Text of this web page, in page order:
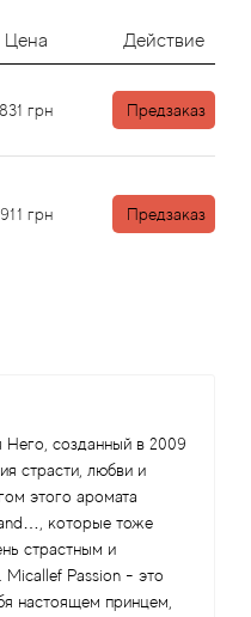
Цена Действие
831 грн Предзаказ
911 грн Предзаказ
созданный в 2009
страсти, любви и
этого аромата
которые тоже
страстным и
Micallef Passion - это
настоящем принцем,